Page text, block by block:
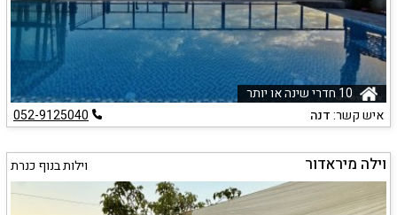
10 חדרי שינה או יותר
איש קשר:דנה 052-9125040
וילה מיראדור וילות בנוף כנרת